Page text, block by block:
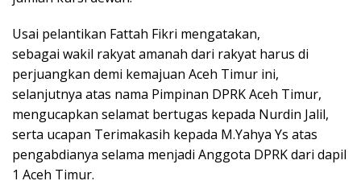
Usai pelantikan Fattah Fikri mengatakan,
sebagai wakil rakyat amanah dari rakyat harus di
perjuangkan demi kemajuan Aceh Timur ini,
selanjutnya atas nama Pimpinan DPRK Aceh Timur,
mengucapkan selamat bertugas kepada Nurdin Jalil,
serta ucapan Terimakasih kepada M.Yahya Ys atas
pengabdianya selama menjadi Anggota DPRK dari dapil
1 Aceh Timur.